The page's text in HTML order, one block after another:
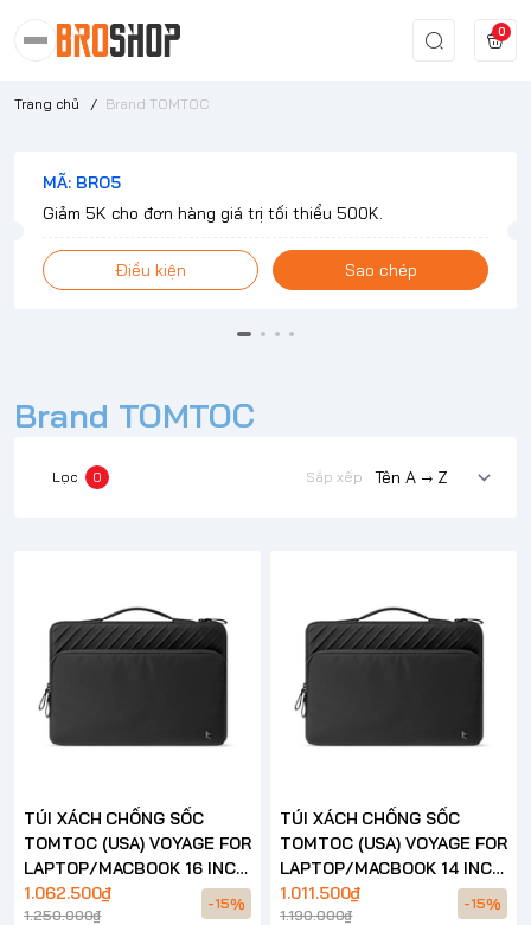
0
Trang chủ / Brand TOMTOC
MÃ: BRO5
Giảm 5K cho đơn hàng giá trị tối thiểu 500K.
Điều kiện Sao chép
Brand TOMTOC
Lọc 0 Sắp xếp
TÚI XÁCH CHỐNG SỐC
TOMTOC (USA) VOYAGE FOR
LAPTOP/MACBOOK 16 INCH
– A24
1.062.500₫
1.250.000₫
-15%
TÚI XÁCH CHỐNG SỐC
TOMTOC (USA) VOYAGE FOR
LAPTOP/MACBOOK 14 INCH
– A24
1.011.500₫
1.190.000₫
-15%